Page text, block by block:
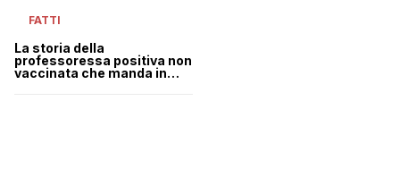
FATTI
La storia della
professoressa positiva non
vaccinata che manda in